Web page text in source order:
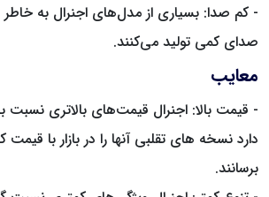
- کم صدا: بسیاری از مدل‌های اجنرال به
صدای کمی تولید می‌کنند.
معایب
- قیمت بالا: اجنرال قیمت‌های بالاتری نسبت
دارد نسخه های تقلبی آنها را در بازار با
برسانند.